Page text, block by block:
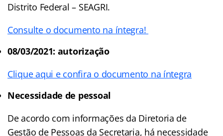
Distrito Federal – SEAGRI.
Consulte o documento na íntegra!
08/03/2021: autorização
Clique aqui e confira o documento na íntegra
Necessidade de pessoal
De acordo com informações da Diretoria de
Gestão de Pessoas da Secretaria, há necessidade